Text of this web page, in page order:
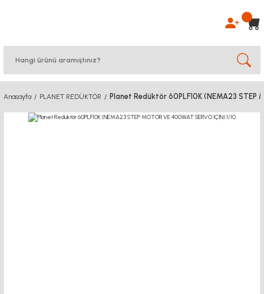
Anasayfa PLANET REDÜKTÖR Planet Redüktör 60PLF10K (NEMA23 STEP